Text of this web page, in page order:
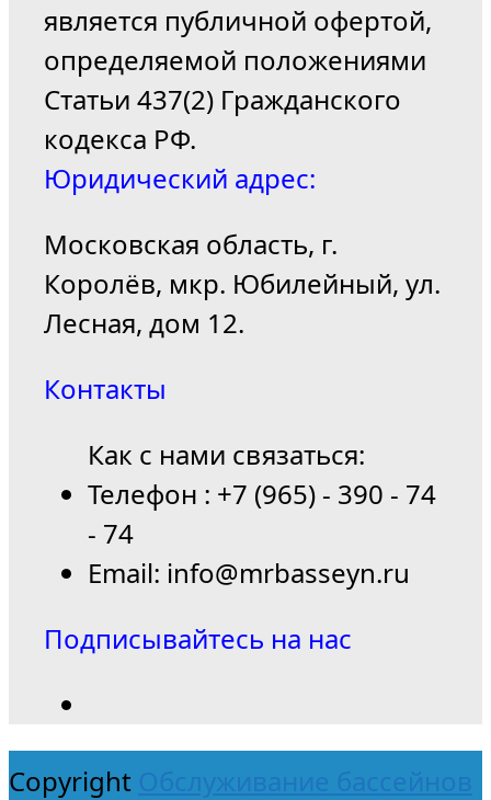
является публичной офертой,
определяемой положениями
Статьи 437(2) Гражданского
кодекса РФ.
Юридический адрес:
Московская область, г.
Королёв, мкр. Юбилейный, ул.
Лесная, дом 12.
Контакты
Как с нами связаться:
Телефон : +7 (965) - 390 - 74
- 74
Email: info@mrbasseyn.ru
Подписывайтесь на нас
Copyright Обслуживание бассейнов